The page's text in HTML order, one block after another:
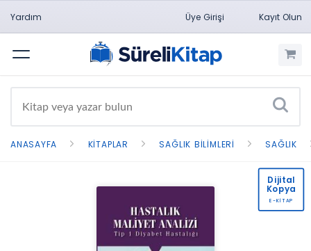
Yardım Üye Girişi Kayıt Olun
Menü
ANASAYFA KITAPLAR SAĞLIK BILIMLERI SAĞLIK
Dijital
Kopya
E-KİTAP